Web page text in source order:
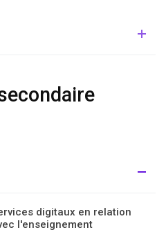
digitaux en relation
l'enseignement